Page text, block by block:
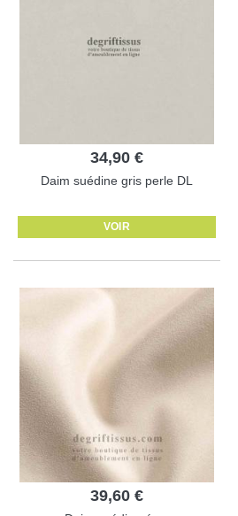
34,90 €
Daim suédine gris perle DL
VOIR
39,60 €